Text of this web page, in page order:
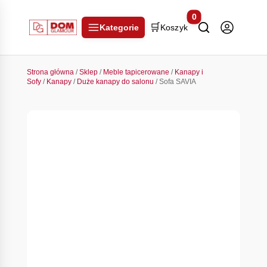
Kategorie 🛒 Koszyk
0
Strona główna/Sklep/ Meble tapicerowane / Kanapy i
Sofy/ Kanapy/ Duże kanapy do salonu / Sofa SAVIA